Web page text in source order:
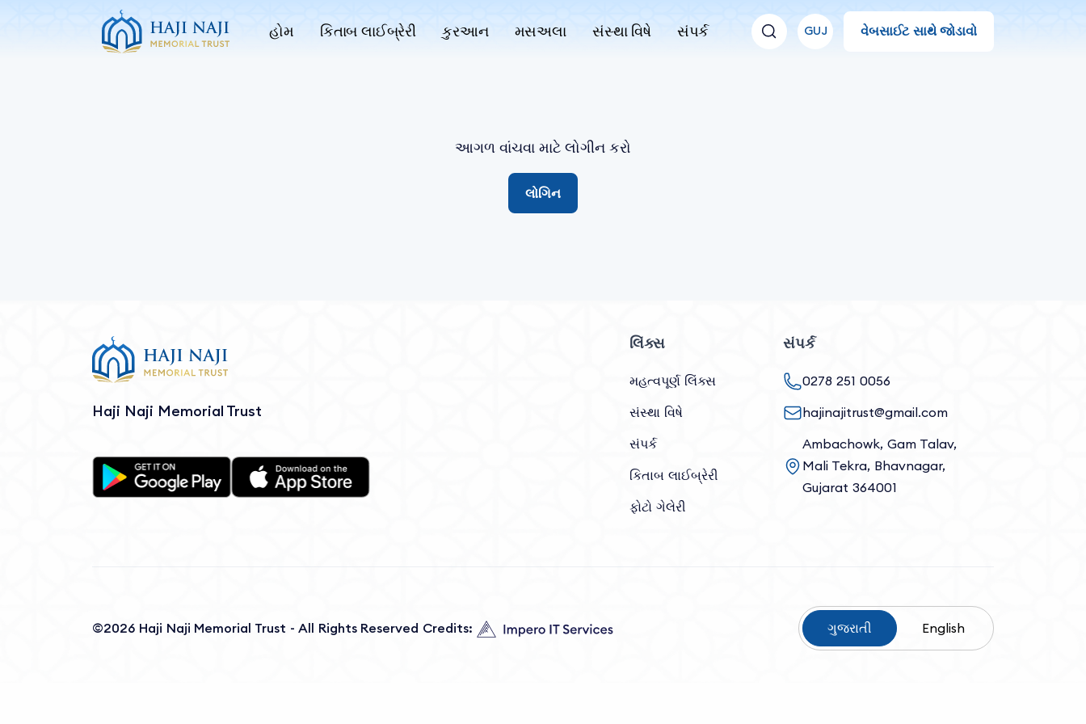
હોમ કિતાબ લાઈબ્રેરી કુરઆન મસઅલા સંસ્થા વિષે સંપર્ક GUJ વેબસાઈટ સાથે જોડાવો
આગળ વાંચવા માટે લોગીન કરો
લોગિન
Haji Naji Memorial Trust
લિંક્સ
મહત્વપૂર્ણ લિંક્સ
સંસ્થા વિષે
સંપર્ક
કિતાબ લાઈબ્રેરી
ફોટો ગેલેરી
સંપર્ક
0278 251 0056
hajinajitrust@gmail.com
Ambachowk, Gam Talav,
Mali Tekra, Bhavnagar,
Gujarat 364001
©2026 Haji Naji Memorial Trust - All Rights Reserved Credits: ગુજરાતી English